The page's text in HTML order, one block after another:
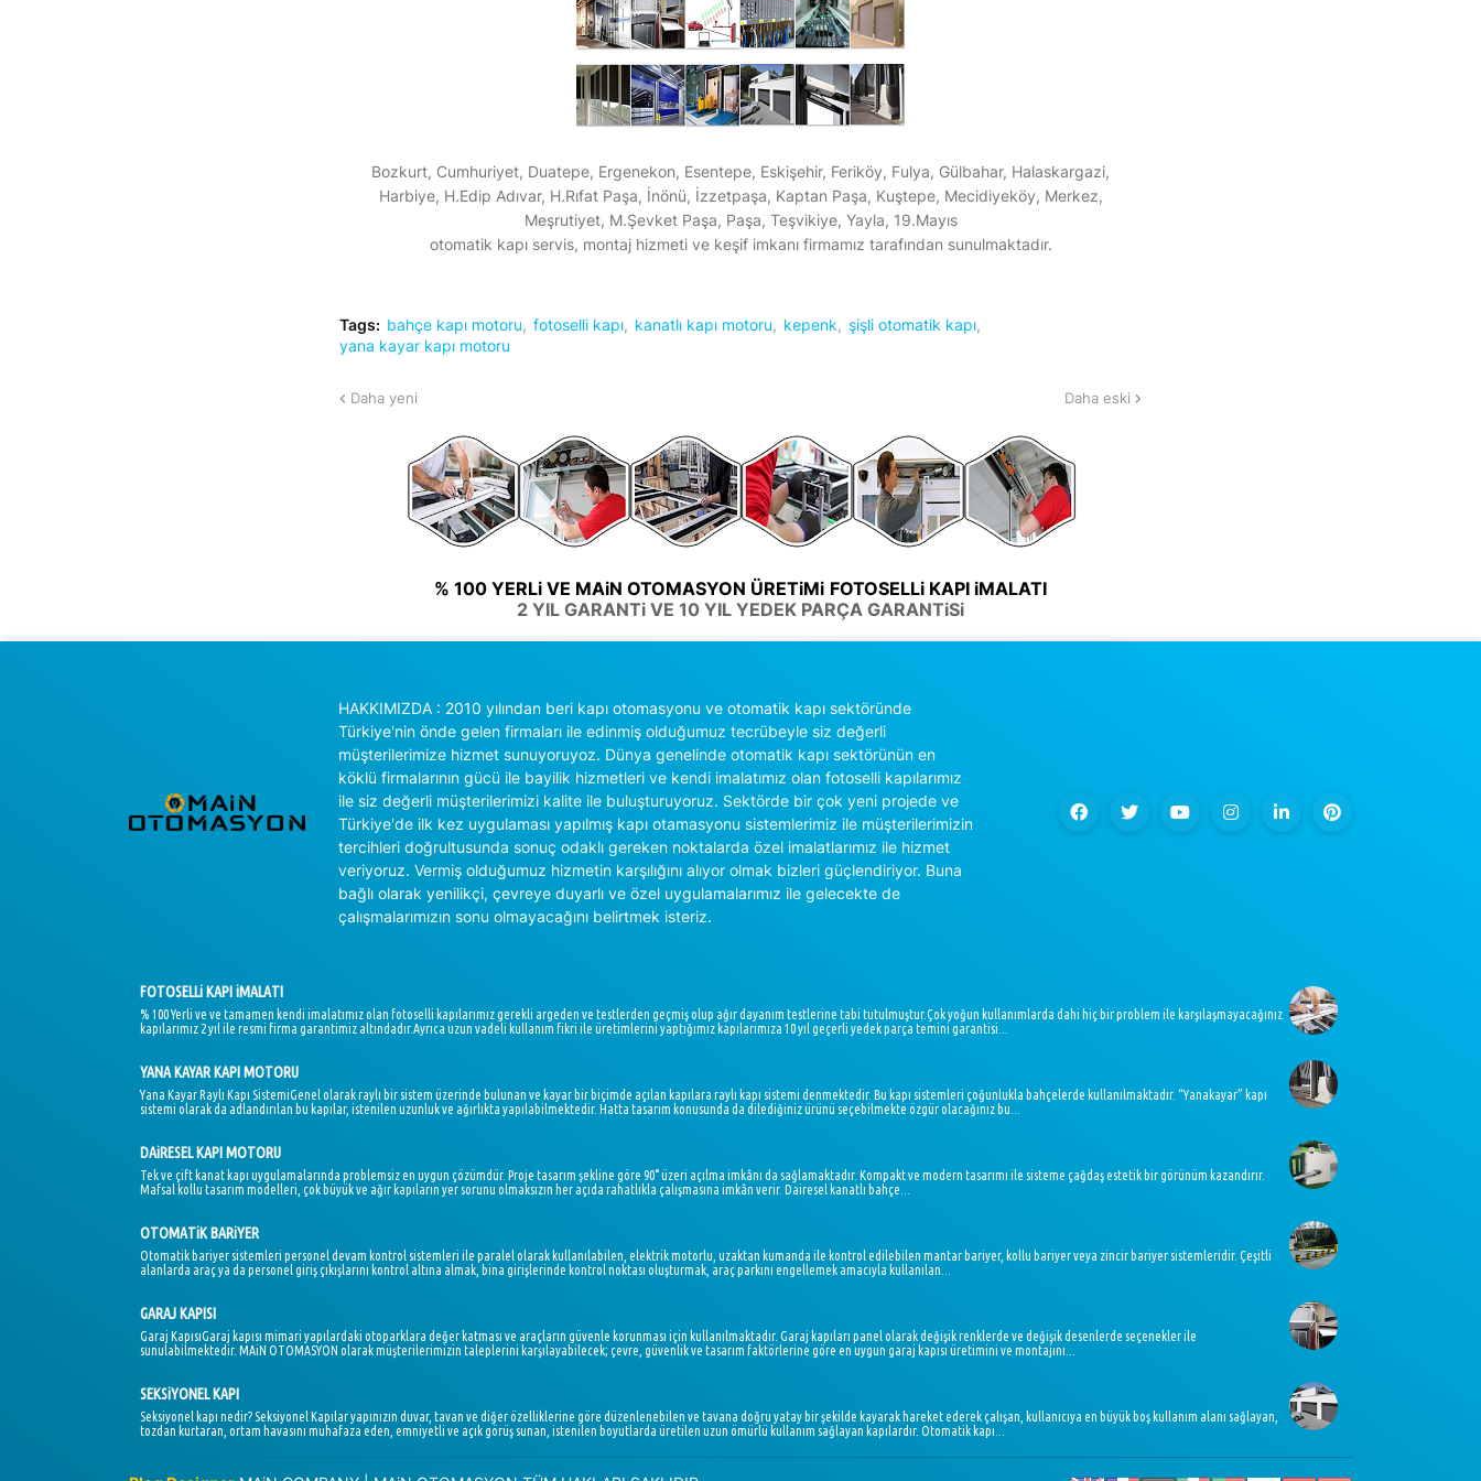
Bozkurt, Cumhuriyet, Duatepe, Ergenekon, Esentepe, Eskişehir, Feriköy, Fulya, Gülbahar, Halaskargazi,
Harbiye, H.Edip Adıvar, H.Rıfat Paşa, İnönü, İzzetpaşa, Kaptan Paşa, Kuştepe, Mecidiyeköy, Merkez,
Meşrutiyet, M.Şevket Paşa, Paşa, Teşvikiye, Yayla, 19.Mayıs
otomatik kapı servis, montaj hizmeti ve keşif imkanı firmamız tarafından sunulmaktadır.
Tags: bahçe kapı motoru fotoselli kapı kanatlı kapı motoru kepenk
şişli otomatik kapı
yana kayar kapı motoru
Daha yeni Daha eski
% 100 YERLi VE MAiN OTOMASYON ÜRETiMi FOTOSELLi KAPI iMALATI
2 YIL GARANTi VE 10 YIL YEDEK PARÇA GARANTiSi
HAKKIMIZDA : 2010 yılından beri kapı otomasyonu ve otomatik kapı sektöründe
Türkiye'nin önde gelen firmaları ile edinmiş olduğumuz tecrübeyle siz değerli
müşterilerimize hizmet sunuyoruyoz. Dünya genelinde otomatik kapı sektörünün en
köklü firmalarının gücü ile bayilik hizmetleri ve kendi imalatımız olan fotoselli kapılarımız
ile siz değerli müşterilerimizi kalite ile buluşturuyoruz. Sektörde bir çok yeni projede ve
Türkiye'de ilk kez uygulaması yapılmış kapı otamasyonu sistemlerimiz ile müşterilerimizin
tercihleri doğrultusunda sonuç odaklı gereken noktalarda özel imalatlarımız ile hizmet
veriyoruz. Vermiş olduğumuz hizmetin karşılığını alıyor olmak bizleri güçlendiriyor. Buna
bağlı olarak yenilikçi, çevreye duyarlı ve özel uygulamalarımız ile gelecekte de
çalışmalarımızın sonu olmayacağını belirtmek isteriz.
FOTOSELLi KAPI iMALATI
% 100 Yerli ve ve tamamen kendi imalatımız olan fotoselli kapılarımız gerekli argeden ve testlerden geçmiş olup ağır dayanım testlerine tabi tutulmuştur.Çok yoğun kullanımlarda dahi hiç bir problem ile karşılaşmayacağınız
kapılarımız 2 yıl ile resmi firma garantimiz altındadır.Ayrıca uzun vadeli kullanım fikri ile üretimlerini yaptığımız kapılarımıza 10 yıl geçerli yedek parça temini garantisi...
YANA KAYAR KAPI MOTORU
Yana Kayar Raylı Kapı SistemiGenel olarak raylı bir sistem üzerinde bulunan ve kayar bir biçimde açılan kapılara raylı kapı sistemi denmektedir. Bu kapı sistemleri çoğunlukla bahçelerde kullanılmaktadır. “Yanakayar” kapı
sistemi olarak da adlandırılan bu kapılar, istenilen uzunluk ve ağırlıkta yapılabilmektedir. Hatta tasarım konusunda da dilediğiniz ürünü seçebilmekte özgür olacağınız bu...
DAiRESEL KAPI MOTORU
Tek ve çift kanat kapı uygulamalarında problemsiz en uygun çözümdür. Proje tasarım şekline göre 90° üzeri açılma imkânı da sağlamaktadır. Kompakt ve modern tasarımı ile sisteme çağdaş estetik bir görünüm kazandırır.
Mafsal kollu tasarım modelleri, çok büyük ve ağır kapıların yer sorunu olmaksızın her açıda rahatlıkla çalışmasına imkân verir. Dairesel kanatlı bahçe...
OTOMATiK BARiYER
Otomatik bariyer sistemleri personel devam kontrol sistemleri ile paralel olarak kullanılabilen, elektrik motorlu, uzaktan kumanda ile kontrol edilebilen mantar bariyer, kollu bariyer veya zincir bariyer sistemleridir. Çeşitli
alanlarda araç ya da personel giriş çıkışlarını kontrol altına almak, bina girişlerinde kontrol noktası oluşturmak, araç parkını engellemek amacıyla kullanılan...
GARAJ KAPISI
Garaj KapısıGaraj kapısı mimari yapılardaki otoparklara değer katması ve araçların güvenle korunması için kullanılmaktadır. Garaj kapıları panel olarak değişik renklerde ve değişik desenlerde seçenekler ile
sunulabilmektedir. MAiN OTOMASYON olarak müşterilerimizin taleplerini karşılayabilecek; çevre, güvenlik ve tasarım faktörlerine göre en uygun garaj kapısı üretimini ve montajını...
SEKSiYONEL KAPI
Seksiyonel kapı nedir? Seksiyonel Kapılar yapınızın duvar, tavan ve diğer özelliklerine göre düzenlenebilen ve tavana doğru yatay bir şekilde kayarak hareket ederek çalışan, kullanıcıya en büyük boş kullanım alanı sağlayan,
tozdan kurtaran, ortam havasını muhafaza eden, emniyetli ve açık görüş sunan, istenilen boyutlarda üretilen uzun ömürlü kullanım sağlayan kapılardır. Otomatik kapı...